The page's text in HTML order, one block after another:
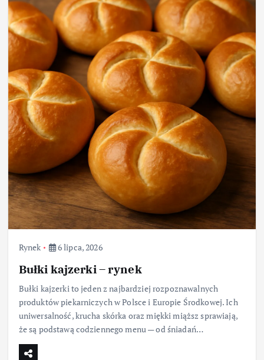
Rynek 6 lipca, 2026
Bułki kajzerki – rynek
Bułki kajzerki to jeden z najbardziej rozpoznawalnych
produktów piekarniczych w Polsce i Europie Środkowej. Ich
uniwersalność, krucha skórka oraz miękki miąższ sprawiają,
że są podstawą codziennego menu — od śniadań…